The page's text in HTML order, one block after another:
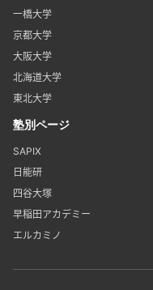
一橋大学
京都大学
大阪大学
北海道大学
東北大学
塾別ページ
SAPIX
日能研
四谷大塚
早稲田アカデミー
エルカミノ